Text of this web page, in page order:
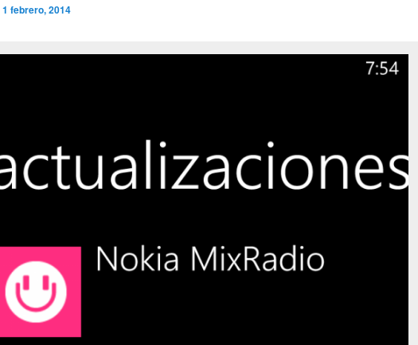
1 febrero, 2014